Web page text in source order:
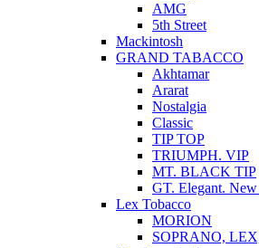
AMG
5th Street
Mackintosh
GRAND TABACCO
Akhtamar
Ararat
Nostalgia
Classic
TIP TOP
TRIUMPH. VIP
MT. BLACK TIP
GT. Elegant.
Lex Tobacco
MORION
SOPRANO,